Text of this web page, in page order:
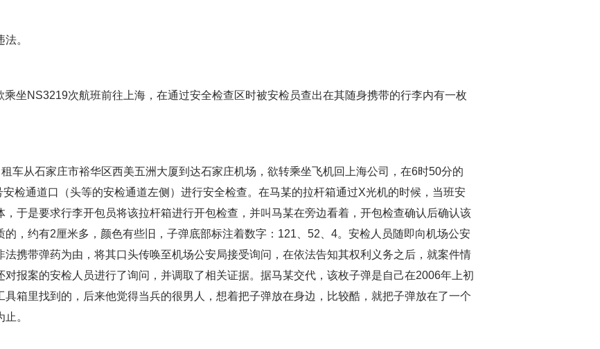
。
NS3219次航班前往上海，在通过安全检查区时被安检员查出在其随身携带的行李内有一枚
从石家庄市裕华区西美五洲大厦到达石家庄机场，欲转乘坐飞机回上海公司，在6时50分的
检通道口（头等的安检通道左侧）进行安全检查。在马某的拉杆箱通过X光机的时候，当班安
于是要求行李开包员将该拉杆箱进行开包检查，并叫马某在旁边看着，开包检查确认后确认该
，约有2厘米多，颜色有些旧，子弹底部标注着数字：121、52、4。安检人员随即向机场公安
携带弹药为由，将其口头传唤至机场公安局接受询问，在依法告知其权利义务之后，就案件情
报案的安检人员进行了询问，并调取了相关证据。据马某交代，该枚子弹是自己在2006年上初
箱里找到的，后来他觉得当兵的很男人，想着把子弹放在身边，比较酷，就把子弹放在了一个
。